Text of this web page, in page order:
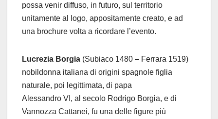
possa venir diffuso, in futuro, sul territorio
unitamente al logo, appositamente creato, e ad
una brochure volta a ricordare l’evento.
Lucrezia Borgia (Subiaco 1480 – Ferrara 1519)
nobildonna italiana di origini spagnole figlia
naturale, poi legittimata, di papa
Alessandro VI, al secolo Rodrigo Borgia, e di
Vannozza Cattanei, fu una delle figure più